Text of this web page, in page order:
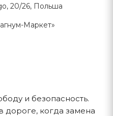
20/26, Польша
Маркет»
и безопасность.
дороге, когда замена